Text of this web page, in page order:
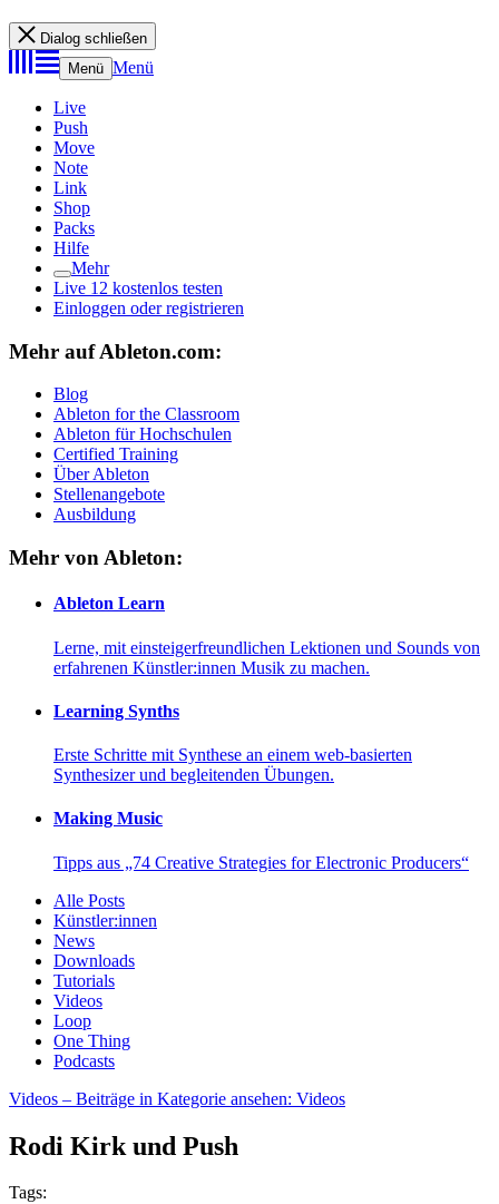
Dialog schließen
Menü Menü
Live
Push
Move
Note
Link
Shop
Packs
Hilfe
Mehr
Live 12 kostenlos testen
Einloggen oder registrieren
Mehr auf Ableton.com:
Blog
Ableton for the Classroom
Ableton für Hochschulen
Certified Training
Über Ableton
Stellenangebote
Ausbildung
Mehr von Ableton:
Ableton Learn
Lerne, mit einsteigerfreundlichen Lektionen und Sounds von
erfahrenen Künstler:innen Musik zu machen.
Learning Synths
Erste Schritte mit Synthese an einem web-basierten
Synthesizer und begleitenden Übungen.
Making Music
Tipps aus „74 Creative Strategies for Electronic Producers“
Alle Posts
Künstler:innen
News
Downloads
Tutorials
Videos
Loop
One Thing
Podcasts
Videos – Beiträge in Kategorie ansehen: Videos
Rodi Kirk und Push
Tags: